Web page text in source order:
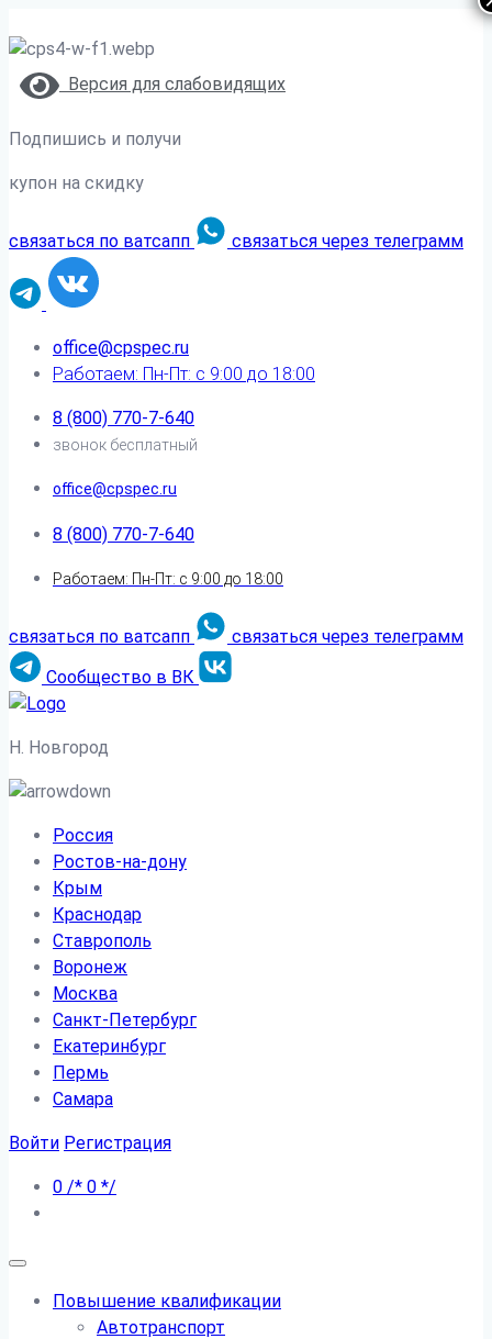
Версия для слабовидящих
Подпишись и получи
купон на скидку
связаться по ватсапп связаться через телеграмм
office@cpspec.ru
Работаем: Пн-Пт: с 9:00 до 18:00
8 (800) 770-7-640
звонок бесплатный
office@cpspec.ru
8 (800) 770-7-640
Работаем: Пн-Пт: с 9:00 до 18:00
связаться по ватсапп
связаться через телеграмм
Сообщество в ВК
Н. Новгород
Россия
Ростов-на-дону
Крым
Краснодар
Ставрополь
Воронеж
Москва
Санкт-Петербург
Екатеринбург
Пермь
Самара
Войти Регистрация
0 /* 0 */
Повышение квалификации
Автотранспорт